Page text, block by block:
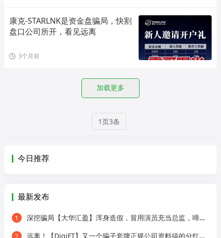
康克-STARLNK是资金盘骗局，快割
盘口公司所开，看见远离
3个月前
加载更多
1页3条
今日推荐
最新发布
1 深挖骗局【大华汇盈】浑身造假，冒用演员充当总监，啼笑皆非！
2 远离！【DigiFT】又一个骗子套牌正规公司资料搞的分红类资金盘骗局！